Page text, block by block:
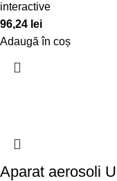
interactive
96,24 lei
Adaugă în coș
Aparat aerosoli